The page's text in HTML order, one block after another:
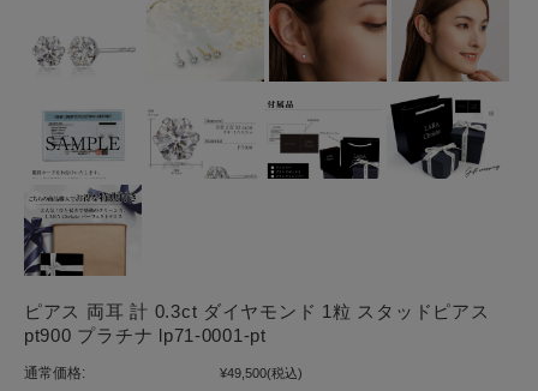
ピアス 両耳 計 0.3ct ダイヤモンド 1粒 スタッドピアス
pt900 プラチナ lp71-0001-pt
通常価格: ¥49,500(税込)